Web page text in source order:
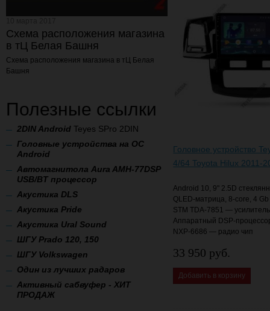
Схема расположения магазина
в тЦ Белая Башня
Схема расположения магазина в тЦ Белая
Башня
Полезные ссылки
2DIN Android Teyes SPro 2DIN
Головные устройства на ОС
Android
Автомагнитола Aura AMH-77DSP
USB/BT процессор
Акустика DLS
Акустика Pride
Акустика Ural Sound
ШГУ Prado 120, 150
ШГУ Volkswagen
Один из лучших радаров
Активный сабвуфер - ХИТ
ПРОДАЖ
Головное устройство
4/64 Toyota Hilux 2011-
Android 10, 9" 2.5D
QLED-матрица, 8-core, 4
STM TDA-7851 — усилитель
Аппаратный DSP-
NXP-6686 — радио чип
33 950 руб.
Добавить в корзину